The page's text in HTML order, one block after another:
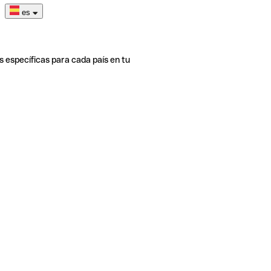
es
específicas para cada país en tu